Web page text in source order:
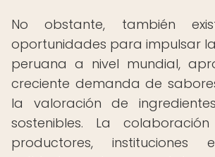
No obstante, también
oportunidades para impulsar
peruana a nivel mundial,
creciente demanda de
la valoración de
sostenibles. La
productores, instituciones